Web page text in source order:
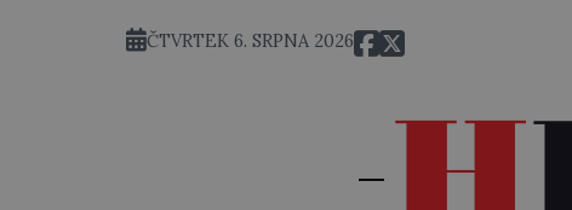
ČTVRTEK 6. SRPNA 2026